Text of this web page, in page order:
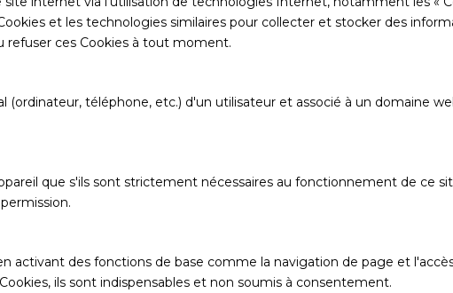
et les technologies similaires pour collecter et stocker des
refuser ces Cookies à tout moment.
téléphone, etc.) d'un utilisateur et associé à un domaine
que s'ils sont strictement nécessaires au fonctionnement de ce
activant des fonctions de base comme la navigation de page et
ils sont indispensables et non soumis à consentement.